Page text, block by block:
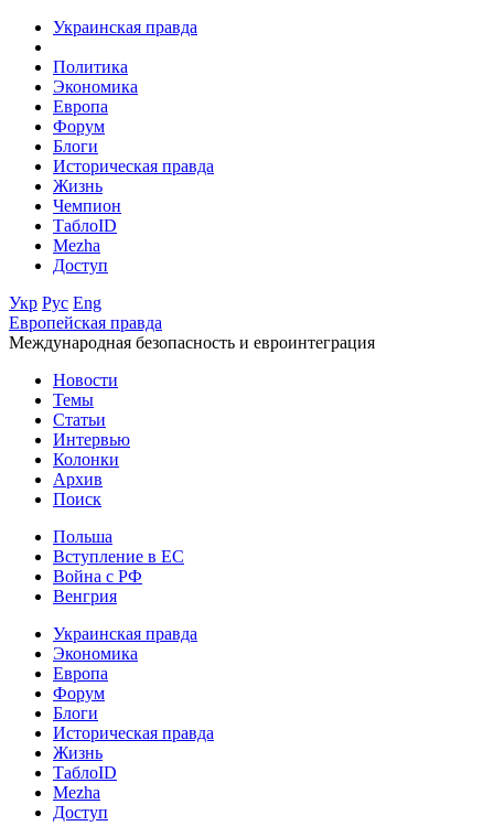
Украинская правда
Политика
Экономика
Европа
Форум
Блоги
Историческая правда
Жизнь
Чемпион
ТаблоID
Mezha
Доступ
Укр Рус Eng
Европейская правда
Международная безопасность и евроинтеграция
Новости
Темы
Статьи
Интервью
Колонки
Архив
Поиск
Польша
Вступление в ЕС
Война с РФ
Венгрия
Украинская правда
Экономика
Европа
Форум
Блоги
Историческая правда
Жизнь
ТаблоID
Mezha
Доступ